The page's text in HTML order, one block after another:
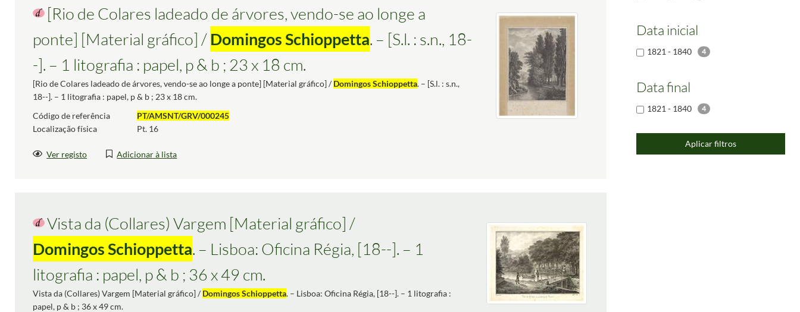
Data inicial
1821 - 1840 4
Data final
1821 - 1840 4
Aplicar filtros
[Rio de Colares ladeado de árvores, vendo-se ao longe a
ponte] [Material gráfico] / Domingos Schioppetta. – [S.l. : s.n., 18-
-]. – 1 litografia : papel, p & b ; 23 x 18 cm.
[Rio de Colares ladeado de árvores, vendo-se ao longe a ponte] [Material gráfico] / Domingos Schioppetta. – [S.l. : s.n.,
18--]. – 1 litografia : papel, p & b ; 23 x 18 cm.
Código de referência
PT/AMSNT/GRV/000245
Localização física
Pt. 16
Ver registo Adicionar à lista
Vista da (Collares) Vargem [Material gráfico] /
Domingos Schioppetta. – Lisboa: Oficina Régia, [18--]. – 1
litografia : papel, p & b ; 36 x 49 cm.
Vista da (Collares) Vargem [Material gráfico] / Domingos Schioppetta. – Lisboa: Oficina Régia, [18--]. – 1 litografia :
papel, p & b ; 36 x 49 cm.